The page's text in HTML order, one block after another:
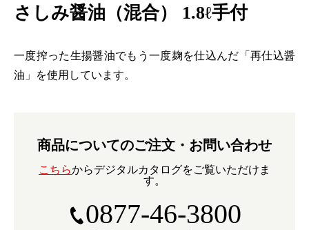
さしみ醤油（混合） 1.8ℓ手付
一度搾った生揚醤油でもう一度麹を仕込んだ「再仕込醤
油」を使用しています。
商品についてのご注文・お問い合わせ
こちらからデジタルカタログをご覧いただけま
す。
0877-46-3800